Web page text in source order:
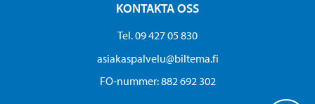
KONTAKTA OSS
Tel. 09 427 05 830
asiakaspalvelu@biltema.fi
FO-nummer:​ 882 692 302